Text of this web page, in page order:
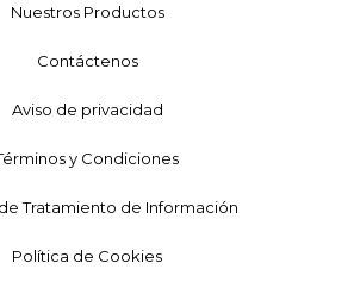
Nuestros Productos
Contáctenos
Aviso de privacidad
y Condiciones
Tratamiento de Información
Política de Cookies